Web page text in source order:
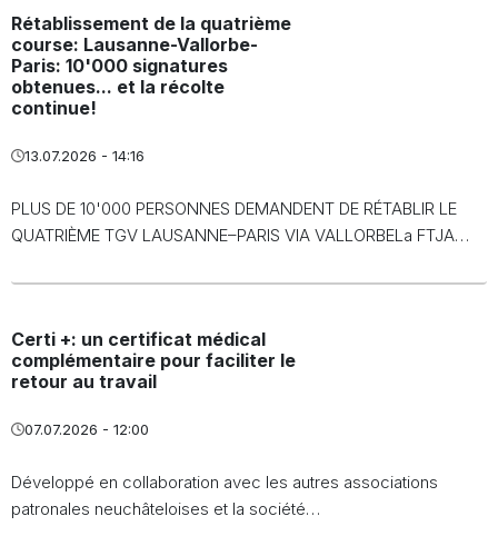
Rétablissement de la quatrième
course: Lausanne-Vallorbe-
Paris: 10'000 signatures
obtenues... et la récolte
continue!
13.07.2026 - 14:16
PLUS DE 10'000 PERSONNES DEMANDENT DE RÉTABLIR LE
QUATRIÈME TGV LAUSANNE–PARIS VIA VALLORBELa FTJA…
Certi +: un certificat médical
complémentaire pour faciliter le
retour au travail
07.07.2026 - 12:00
Développé en collaboration avec les autres associations
patronales neuchâteloises et la société…